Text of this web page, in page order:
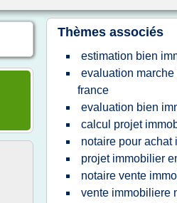
Thèmes associés
estimation bien
evaluation
france
evaluation bien
calcul projet
notaire pour achat
projet immobilier
notaire vente
vente immobiliere